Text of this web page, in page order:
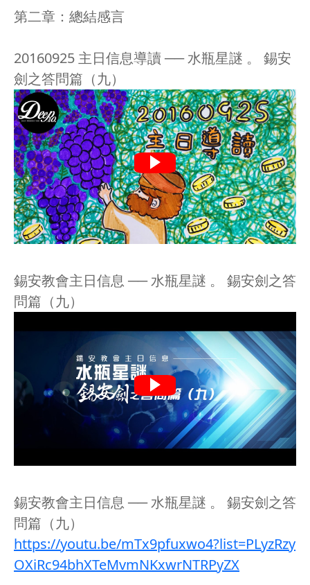
第二章：總結感言
20160925 主日信息導讀 ── 水瓶星謎 。 錫安
劍之答問篇（九）
錫安教會主日信息 ── 水瓶星謎 。 錫安劍之答
問篇（九）
錫安教會主日信息 ── 水瓶星謎 。 錫安劍之答
問篇（九）
https://youtu.be/mTx9pfuxwo4?list=PLyzRzy
OXiRc94bhXTeMvmNKxwrNTRPyZX